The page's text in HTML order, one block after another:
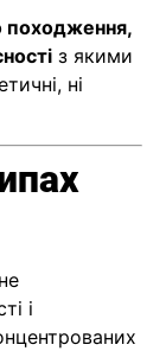
походження,
з якими
ні
і